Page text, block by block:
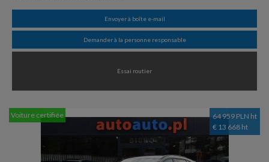
Envoyer à boîte e-mail
Demander à la personne responsable
Essai routier
64 959 PLN ht
€ 13 668 ht
Voiture certifiée